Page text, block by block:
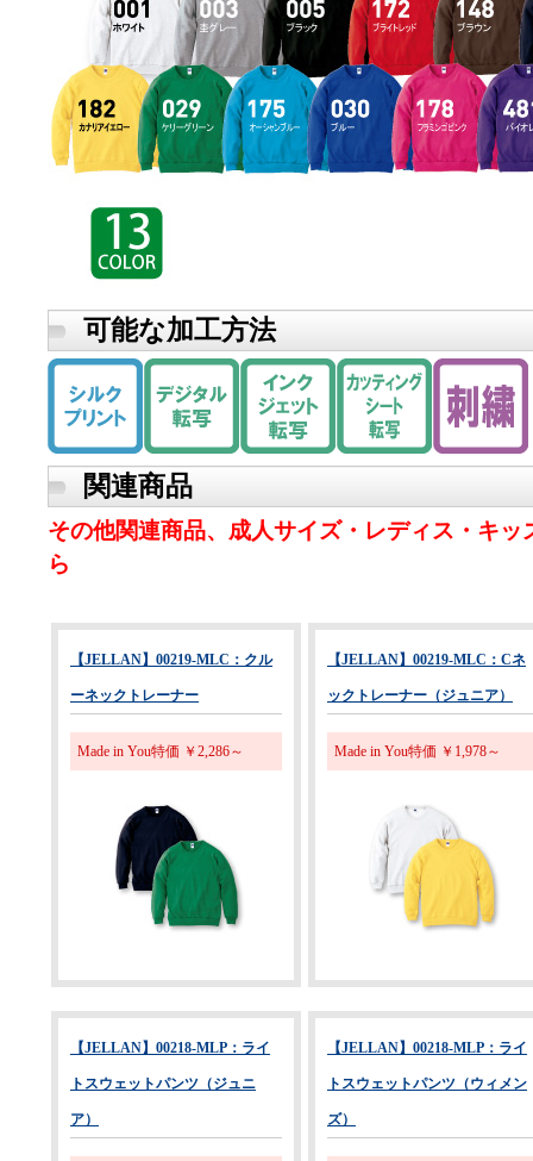
可能な加工方法
関連商品
その他関連商品、成人サイズ・レディス・キ
ら
【JELLAN】00219-MLC：クル
ーネックトレーナー
Made in You特価 ￥2,286～
【JELLAN】00219-MLC：Cネ
ックトレーナー（ジュニア）
Made in You特価 ￥1,978～
【JELLAN】00218-MLP：ライ
トスウェットパンツ（ジュニ
ア）
【JELLAN】00218-MLP：ライ
トスウェットパンツ（ウィメン
ズ）